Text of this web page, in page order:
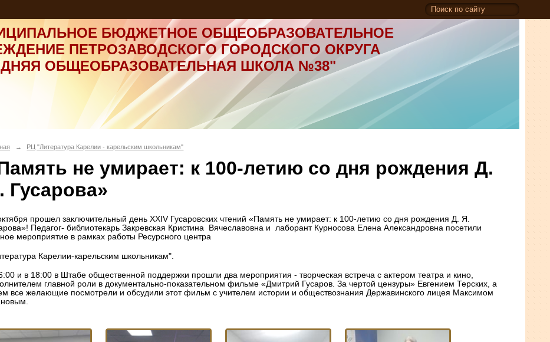
БЮДЖЕТНОЕ ОБЩЕОБРАЗОВАТЕЛЬНОЕ
ПЕТРОЗАВОДСКОГО ГОРОДСКОГО ОКРУГА
ОБЩЕОБРАЗОВАТЕЛЬНАЯ ШКОЛА №38"
→ РЦ "Литература Карелии - карельским школьникам"
не умирает: к 100-летию со дня рождения Д.
Гусарова»
прошел заключительный день ХХIV Гусаровских чтений «Память не умирает: к 100-летию со дня рождения Д. Я.
Педагог- библиотекарь Закревская Кристина Вячеславовна и лаборант Курносова Елена Александровна посетили
мероприятие в рамках работы Ресурсного центра
Карелии-карельским школьникам".
и в 18:00 в Штабе общественной поддержки прошли два мероприятия - творческая встреча с актером театра и кино,
главной роли в документально-показательном фильме «Дмитрий Гусаров. За чертой цензуры» Евгением Терских, а
все желающие посмотрели и обсудили этот фильм с учителем истории и обществознания Державинского лицея Максимом